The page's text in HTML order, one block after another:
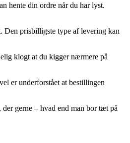
hente din ordre når du har lyst.
prisbilligste type af levering kan
klogt at du kigger nærmere på
er underforstået at bestillingen
gerne – hvad end man bor tæt på